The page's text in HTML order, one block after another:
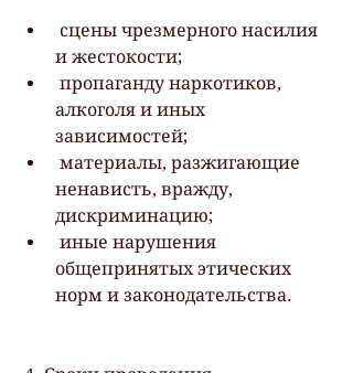
и жестокости;
алкоголя и иных
зависимостей;
ненависть, вражду,
дискриминацию;
общепринятых этических
норм и законодательства.